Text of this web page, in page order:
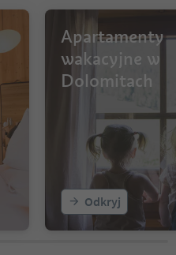
Apartamenty
wakacyjne w
Dolomitach
Odkryj